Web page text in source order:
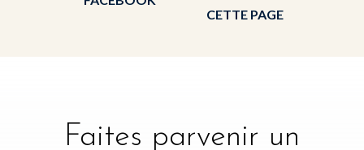
CETTE PAGE
Faites parvenir un